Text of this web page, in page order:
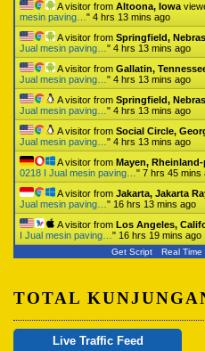
A visitor from Altoona, Iowa
mesin paving… " 4 hrs 13 mins ago
A visitor from Springfield,
Jual mesin paving… " 4 hrs 13 mins ago
A visitor from Gallatin,
Jual mesin paving… " 4 hrs 13 mins ago
A visitor from Springfield,
Jual mesin paving… " 4 hrs 13 mins ago
A visitor from Social Circle,
Jual mesin paving… " 4 hrs 13 mins ago
A visitor from Mayen,
0218 I Jual mesin paving… " 7 hrs 45 mins
A visitor from Jakarta, Jakarta
Jual mesin paving… " 16 hrs 13 mins ago
A visitor from Los Angeles,
I Jual mesin paving… " 16 hrs 19 mins ago
Get Script Real Time
TOTAL
Live Traffic Feed